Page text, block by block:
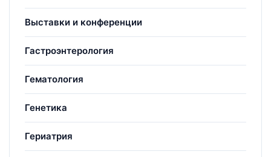
Выставки и конференции
Гастроэнтерология
Гематология
Генетика
Гериатрия